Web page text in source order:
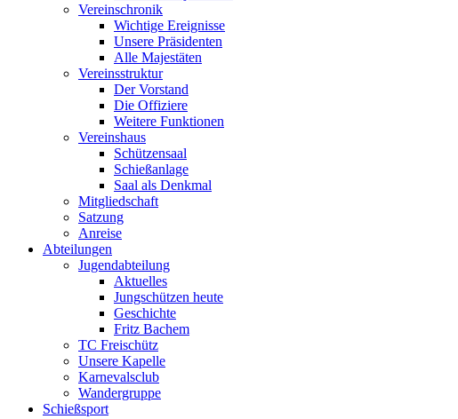
Vereinschronik
Wichtige Ereignisse
Unsere Präsidenten
Alle Majestäten
Vereinsstruktur
Der Vorstand
Die Offiziere
Weitere Funktionen
Vereinshaus
Schützensaal
Schießanlage
Saal als Denkmal
Mitgliedschaft
Satzung
Anreise
Abteilungen
Jugendabteilung
Aktuelles
Jungschützen heute
Geschichte
Fritz Bachem
TC Freischütz
Unsere Kapelle
Karnevalsclub
Wandergruppe
Schießsport